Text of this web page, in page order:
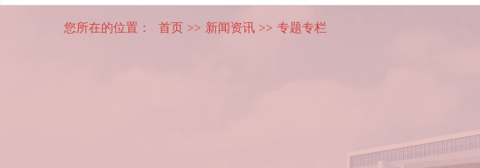
您所在的位置： 首页 >> 新闻资讯 >> 专题专栏